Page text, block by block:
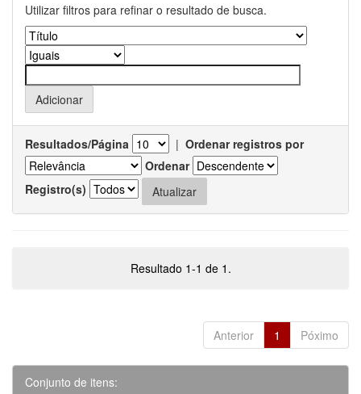
Utilizar filtros para refinar o resultado de busca.
Resultados/Página | Ordenar registros por
Ordenar
Registro(s)
Resultado 1-1 de 1.
Anterior 1 Póximo
Conjunto de itens: